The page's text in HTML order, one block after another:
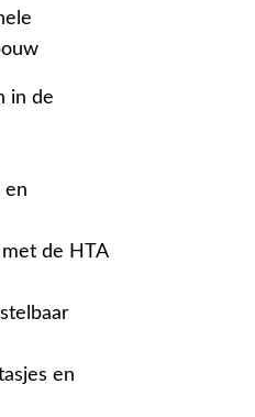
in de
en
de HTA
en